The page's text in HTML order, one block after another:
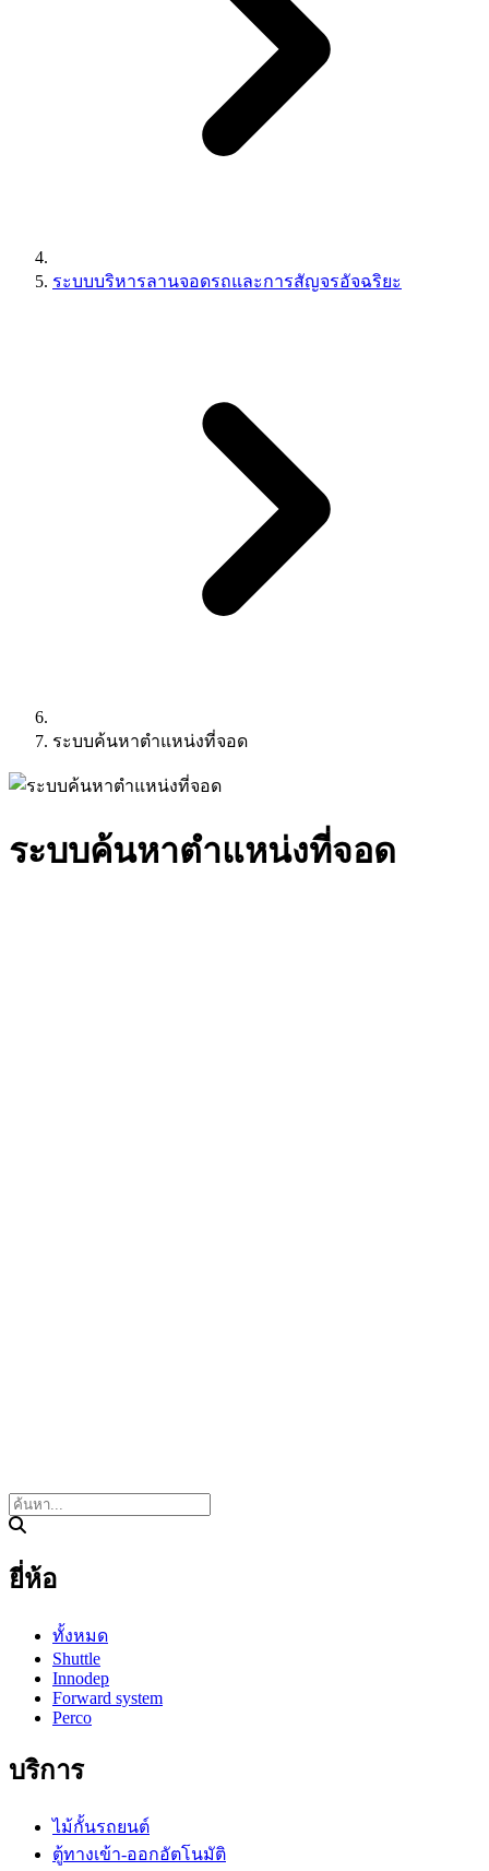
ระบบบริหารลานจอดรถและการสัญจรอัจฉริยะ
ระบบค้นหาตำแหน่งที่จอด
ระบบค้นหาตำแหน่งที่จอด
ยี่ห้อ
ทั้งหมด
Shuttle
Innodep
Forward system
Perco
บริการ
ไม้กั้นรถยนต์
ตู้ทางเข้า-ออกอัตโนมัติ